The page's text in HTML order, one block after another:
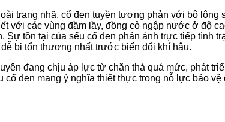
trang nhã, cổ đen tuyền tương phản với bộ lông
với các vùng đầm lầy, đồng cỏ ngập nước ở độ
Sự tồn tại của sếu cổ đen phản ánh trực tiếp tình
bị tổn thương nhất trước biến đổi khí hậu.
đang chịu áp lực từ chăn thả quá mức, phát
cổ đen mang ý nghĩa thiết thực trong nỗ lực bảo